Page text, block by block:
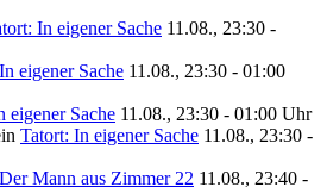
In eigener Sache 11.08., 23:30 -
eigener Sache 11.08., 23:30 - 01:00
eigener Sache 11.08., 23:30 - 01:00 Uhr
Tatort: In eigener Sache 11.08., 23:30 -
Mann aus Zimmer 22 11.08., 23:40 -